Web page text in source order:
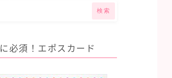
検索
必須！エポスカード